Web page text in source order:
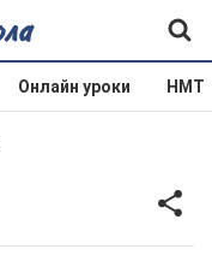
Онлайн уроки НМТ